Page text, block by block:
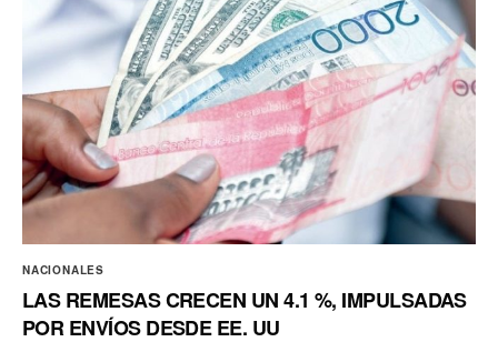
NACIONALES
LAS REMESAS CRECEN UN 4.1 %, IMPULSADAS
POR ENVÍOS DESDE EE. UU